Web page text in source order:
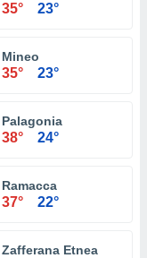
35° 23°
Mineo
35° 23°
Palagonia
38° 24°
Ramacca
37° 22°
Zafferana Etnea